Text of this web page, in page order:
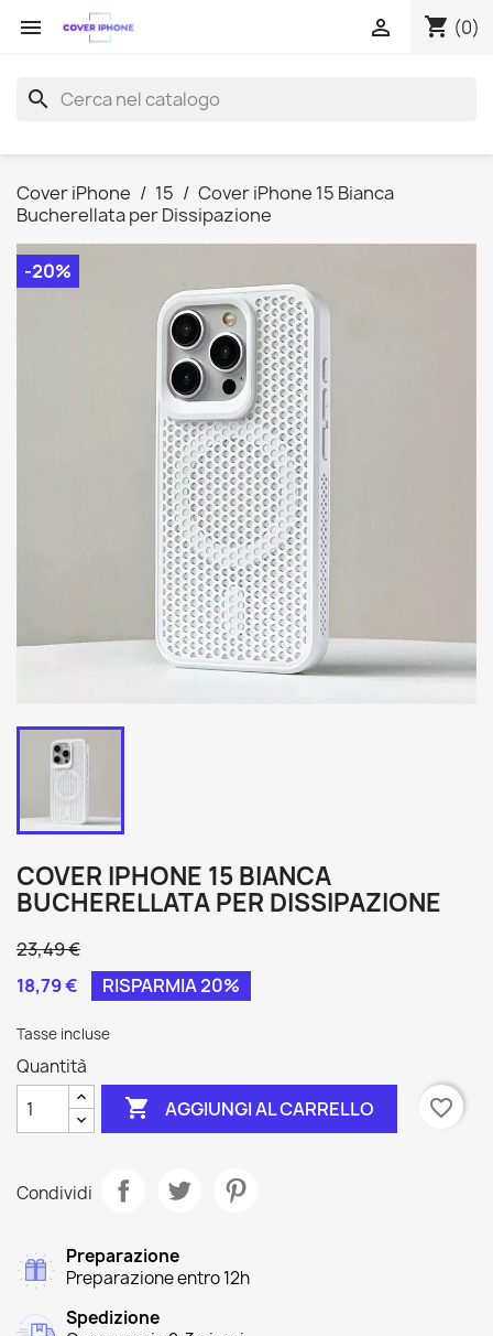
 shopping_cart (0)

search
Cover iPhone 15
Cover iPhone 15 Bianca
Bucherellata per Dissipazione
-20%
COVER IPHONE 15 BIANCA
BUCHERELLATA PER DISSIPAZIONE
23,49 €
18,79 €
RISPARMIA 20%
Tasse incluse
Quantità
 AGGIUNGI AL CARRELLO favorite_border
Condividi
Preparazione
Preparazione entro 12h
Spedizione